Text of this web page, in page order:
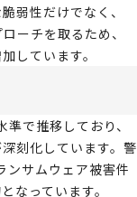
弱性だけでなく、
ーチを取るため、
しています。
で推移しており、
刻化しています。警
ンサムウェア被害件
なっています。